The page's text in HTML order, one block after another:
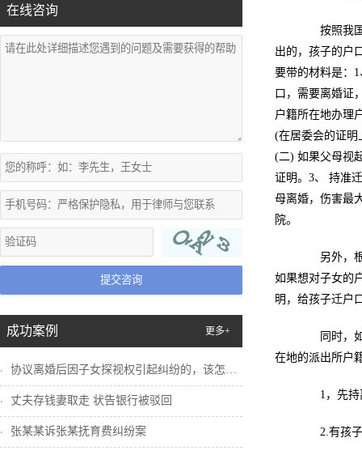
在线咨询
提交咨询
成功案例 更多+
协议离婚后因子女探视权引起纠纷的，该怎么...
丈夫存钱妻取走 状告银行被驳回
张某某诉张某抚育费纠纷案
按照我国
出的，孩子的户
要带的材料是：
口，需要离婚证
户籍所在地办理
(在居委会的证明
(二) 如果父母视
证明。3、 持准
母离婚，伤害最
院。
另外，根
如果想对子女的
明，给孩子迁户
同时，如
在地的派出所户
1，先持离
2.有孩子